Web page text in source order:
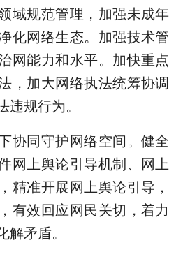
域规范管理，加强未成年
化网络生态。加强技术管
网能力和水平。加快重点
，加大网络执法统筹协调
违规行为。
同守护网络空间。健全
网上舆论引导机制、网上
精准开展网上舆论引导，
有效回应网民关切，着力
解矛盾。